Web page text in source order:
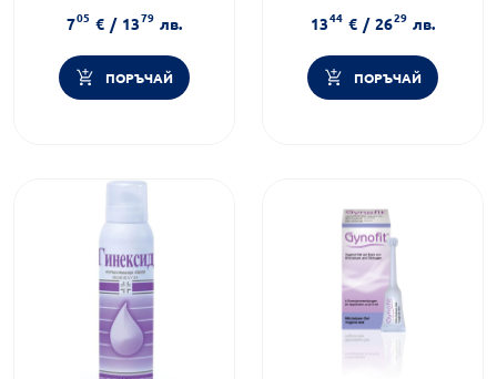
Форма на продукта:
705 € / 1379 лв.
ПОРЪЧАЙ
1344 € / 2629 лв.
ПОРЪЧАЙ